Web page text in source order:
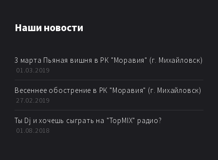
Наши новости
3 марта Пьяная вишня в РК "Моравия" (г. Михайловск)
01.03.2019
Весеннее обострение в РК "Моравия" (г. Михайловск)
27.02.2019
Ты Dj и хочешь сыграть на "TopMIX" радио?
01.08.2018